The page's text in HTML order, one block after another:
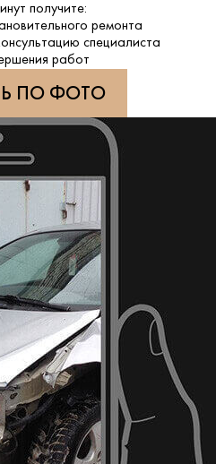
получите:
ремонта
специалиста
работ
ПО ФОТО